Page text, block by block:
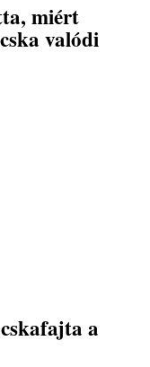
miért
valódi
a